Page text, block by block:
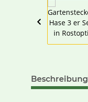
Beschreibung